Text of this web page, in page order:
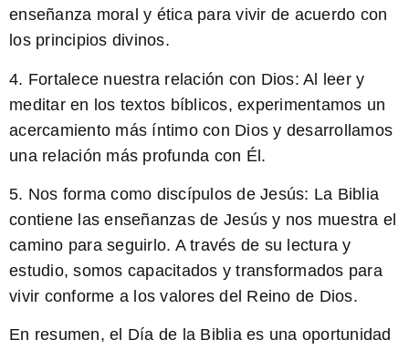
enseñanza moral y ética para vivir de acuerdo con
los principios divinos.
4. Fortalece nuestra relación con Dios: Al leer y
meditar en los textos bíblicos, experimentamos un
acercamiento más íntimo con Dios y desarrollamos
una relación más profunda con Él.
5. Nos forma como discípulos de Jesús: La Biblia
contiene las enseñanzas de Jesús y nos muestra el
camino para seguirlo. A través de su lectura y
estudio, somos capacitados y transformados para
vivir conforme a los valores del Reino de Dios.
En resumen, el Día de la Biblia es una oportunidad